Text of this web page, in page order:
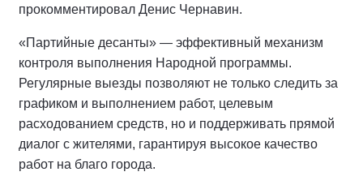
прокомментировал Денис Чернавин.
«Партийные десанты» — эффективный механизм
контроля выполнения Народной программы.
Регулярные выезды позволяют не только следить за
графиком и выполнением работ, целевым
расходованием средств, но и поддерживать прямой
диалог с жителями, гарантируя высокое качество
работ на благо города.